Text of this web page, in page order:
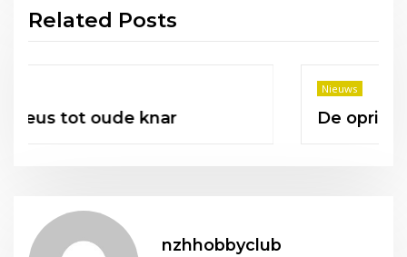
Related Posts
De oprichtingsmaand mei.
nzhhobbyclub